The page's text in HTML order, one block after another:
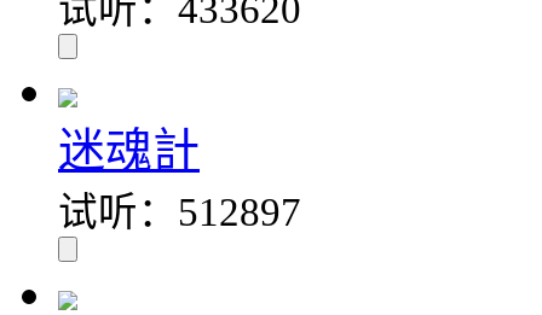
试听：433620
迷魂計
试听：512897